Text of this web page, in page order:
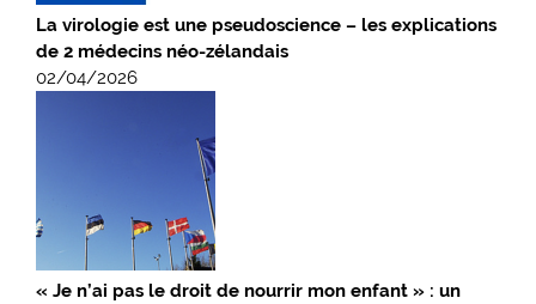
La virologie est une pseudoscience – les explications
de 2 médecins néo-zélandais
02/04/2026
« Je n’ai pas le droit de nourrir mon enfant » : un